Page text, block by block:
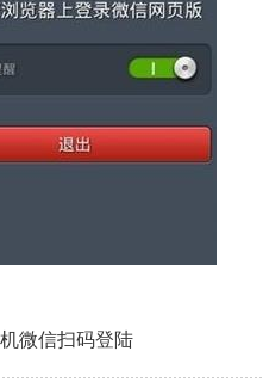
微信扫码登陆